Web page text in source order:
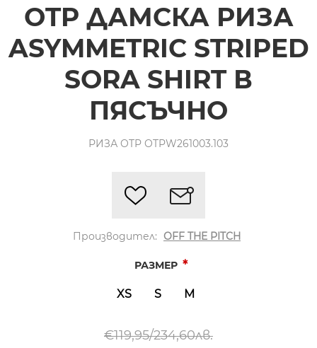
OTP ДАМСКА РИЗА
ASYMMETRIC STRIPED
SORA SHIRT В
ПЯСЪЧНО
РИЗА OTP OTPW261003.103
Производител: OFF THE PITCH
РАЗМЕР *
XS S M
€119,95/234,60лв.